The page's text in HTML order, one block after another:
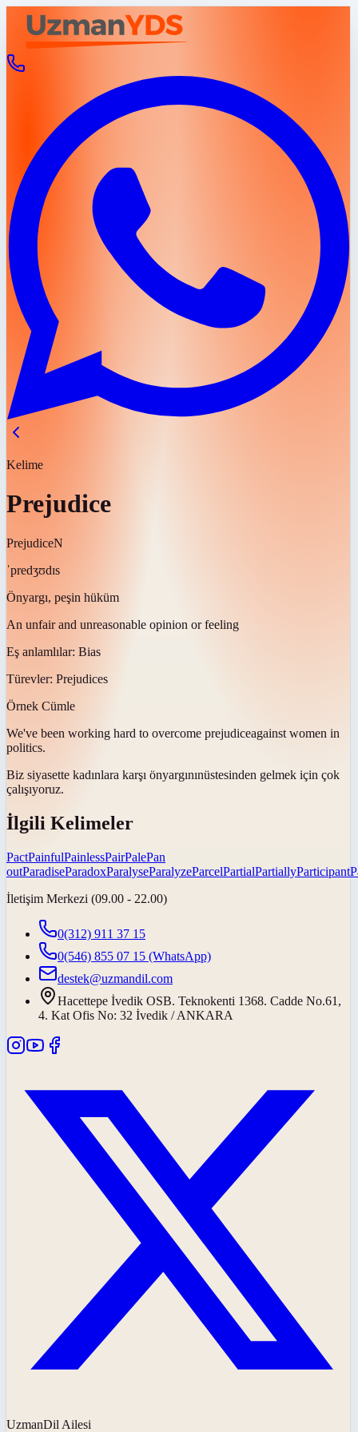
Kelime
Prejudice
PrejudiceN
ˈpredʒʊdɪs
Önyargı, peşin hüküm
An unfair and unreasonable opinion or feeling
Eş anlamlılar: Bias
Türevler: Prejudices
Örnek Cümle
We've been working hard to overcome prejudiceagainst women in
politics.
Biz siyasette kadınlara karşı önyargınınüstesinden gelmek için çok
çalışıyoruz.
İlgili Kelimeler
PactPainfulPainlessPairPalePan
outParadiseParadoxParalyseParalyzeParcelPartialPartiallyParticipant
İletişim Merkezi (09.00 - 22.00)
0(312) 911 37 15
0(546) 855 07 15 (WhatsApp)
destek@uzmandil.com
Hacettepe İvedik OSB. Teknokenti 1368. Cadde No.61,
4. Kat Ofis No: 32 İvedik / ANKARA
UzmanDil Ailesi